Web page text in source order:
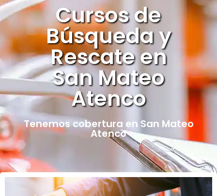
Cursos de
Búsqueda y
Rescate en
San Mateo
Atenco
Tenemos cobertura en San Mateo
Atenco